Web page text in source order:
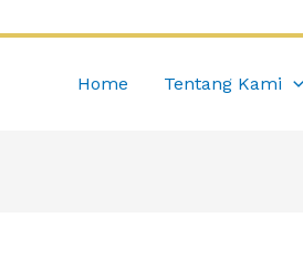
Home Tentang Kami